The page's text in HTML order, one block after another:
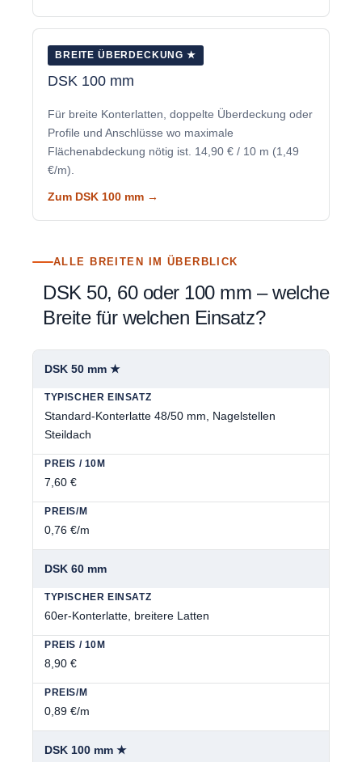
BREITE ÜBERDECKUNG ★
DSK 100 mm
Für breite Konterlatten, doppelte Überdeckung oder
Profile und Anschlüsse wo maximale
Flächenabdeckung nötig ist. 14,90 € / 10 m (1,49
€/m).
Zum DSK 100 mm →
ALLE BREITEN IM ÜBERBLICK
DSK 50, 60 oder 100 mm – welche
Breite für welchen Einsatz?
DSK 50 mm ★
Standard-Konterlatte 48/50 mm, Nagelstellen
Steildach
7,60 €
0,76 €/m
DSK 60 mm
60er-Konterlatte, breitere Latten
8,90 €
0,89 €/m
DSK 100 mm ★